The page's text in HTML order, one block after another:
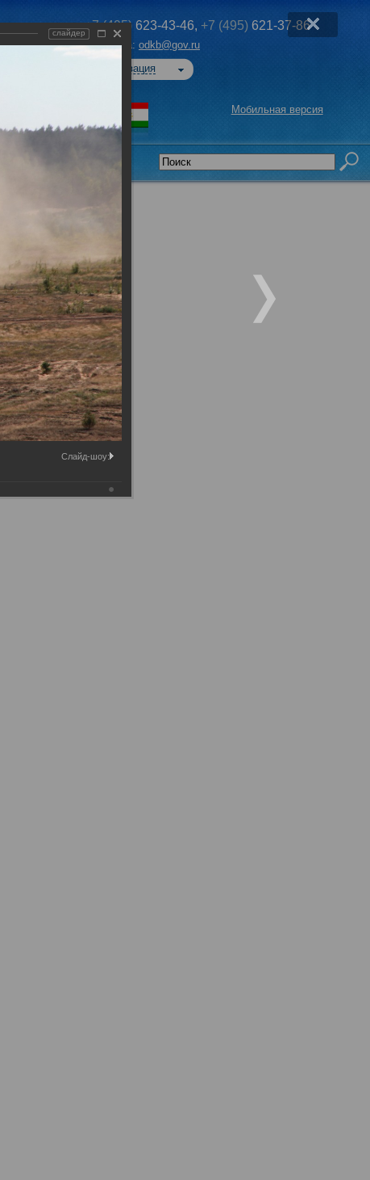
+7 (495) 623-43-46, +7 (495) 621-37-86
Эл. почта: odkb@gov.ru
Авторизация
Мобильная версия
слайдер
Слайд-шоу: